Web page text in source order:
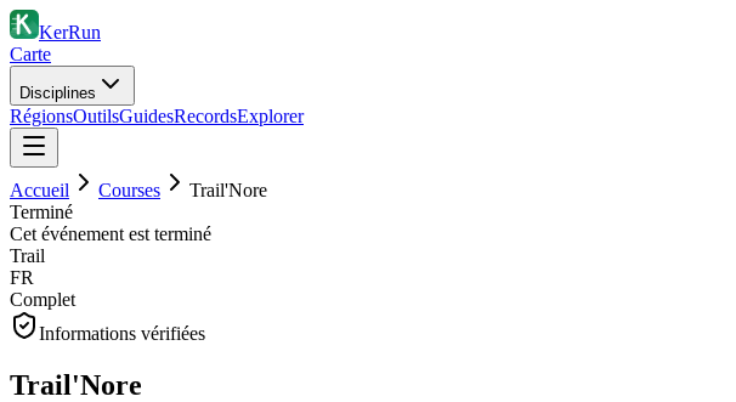
KerRun
Carte
Disciplines
RégionsOutilsGuidesRecordsExplorer
Accueil Courses
Trail'Nore
Terminé
Cet événement est terminé
Trail
FR
Complet
Informations vérifiées
Trail'Nore